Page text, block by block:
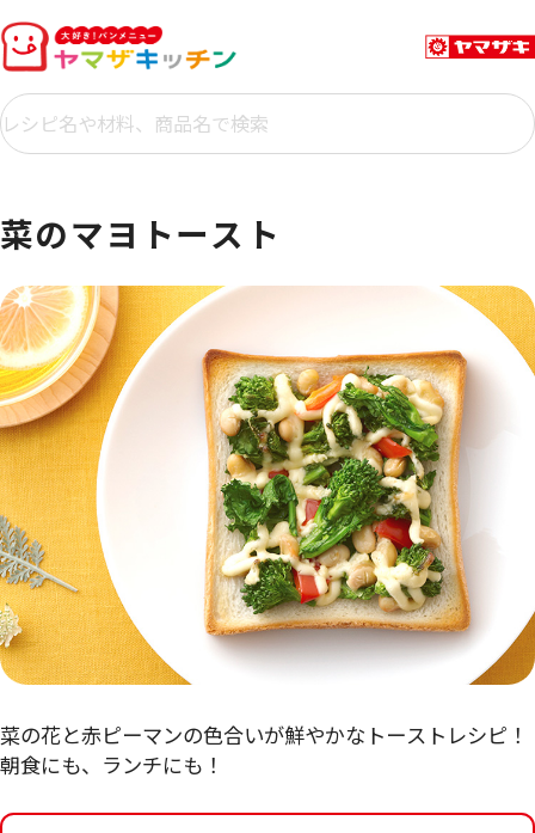
菜のマヨトースト
菜の花と赤ピーマンの色合いが鮮やかなトーストレシピ！
朝食にも、ランチにも！